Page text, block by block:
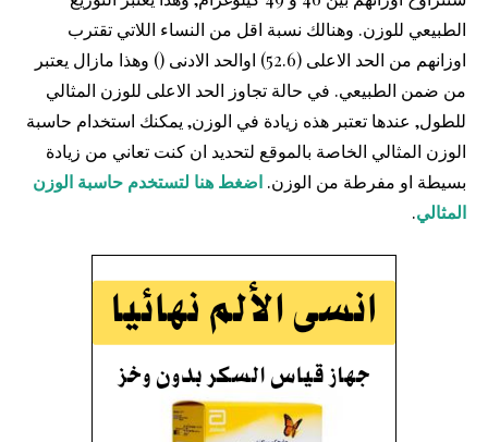
الطبيعي للوزن. وهنالك نسبة اقل من النساء اللاتي تقترب
اوزانهم من الحد الاعلى (52.6) اوالحد الادنى () وهذا مازال يعتبر
من ضمن الطبيعي. في حالة تجاوز الحد الاعلى للوزن المثالي
للطول, عندها تعتبر هذه زيادة في الوزن, يمكنك استخدام حاسبة
الوزن المثالي الخاصة بالموقع لتحديد ان كنت تعاني من زيادة
بسيطة او مفرطة من الوزن. اضغط هنا لتستخدم حاسبة الوزن
المثالي.